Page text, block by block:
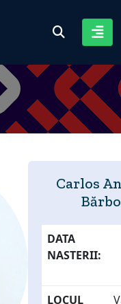
Carlos
DATA
NASTERII:
LOCUL